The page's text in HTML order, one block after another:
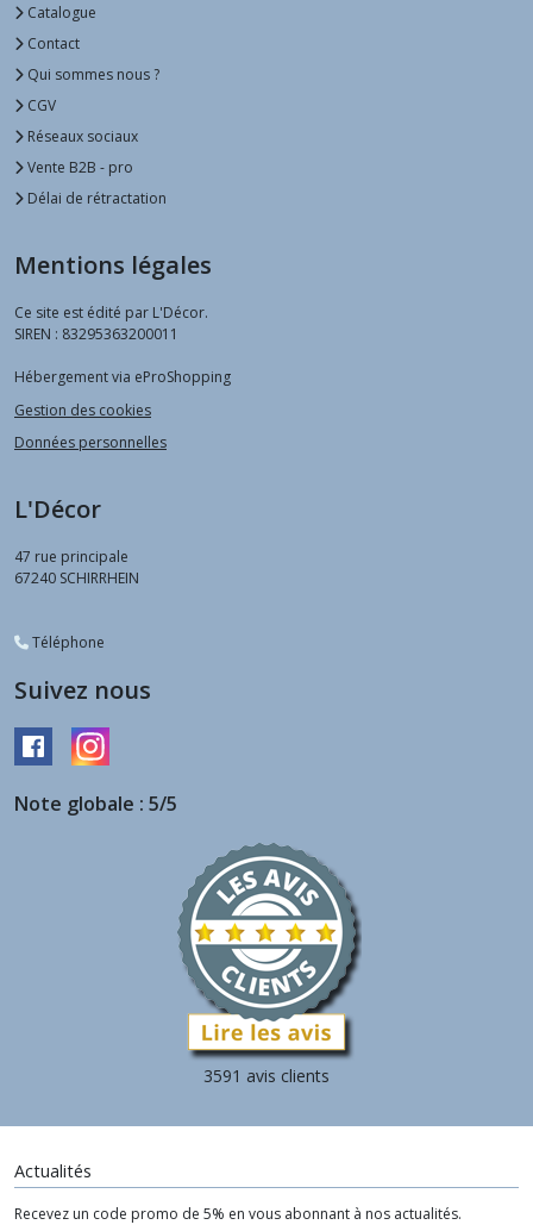
Catalogue
Contact
Qui sommes nous ?
CGV
Réseaux sociaux
Vente B2B - pro
Délai de rétractation
Mentions légales
Ce site est édité par L'Décor.
SIREN : 83295363200011
Hébergement via eProShopping
Gestion des cookies
Données personnelles
L'Décor
47 rue principale
67240 SCHIRRHEIN
Téléphone
Suivez nous
Note globale : 5/5
3591 avis clients
Actualités
Recevez un code promo de 5% en vous abonnant à nos actualités.